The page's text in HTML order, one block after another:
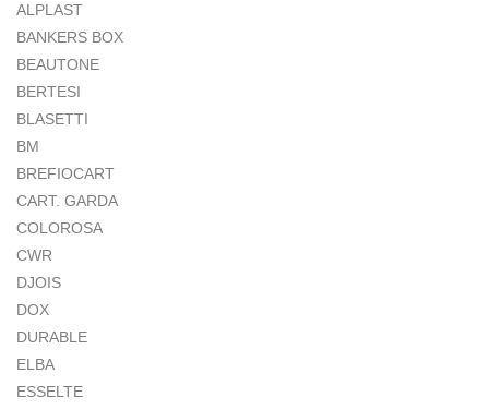
ALPLAST
BANKERS BOX
BEAUTONE
BERTESI
BLASETTI
BM
BREFIOCART
CART. GARDA
COLOROSA
CWR
DJOIS
DOX
DURABLE
ELBA
ESSELTE